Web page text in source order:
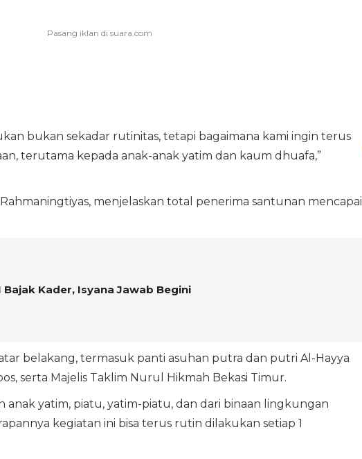
bukan sekadar rutinitas, tetapi bagaimana kami ingin terus
terutama kepada anak-anak yatim dan kaum dhuafa,”
menjelaskan total penerima santunan mencapai
Bajak Kader, Isyana Jawab Begini
belakang, termasuk panti asuhan putra dan putri Al-Hayya
serta Majelis Taklim Nurul Hikmah Bekasi Timur.
anak yatim, piatu, yatim-piatu, dan dari binaan lingkungan
kegiatan ini bisa terus rutin dilakukan setiap 1